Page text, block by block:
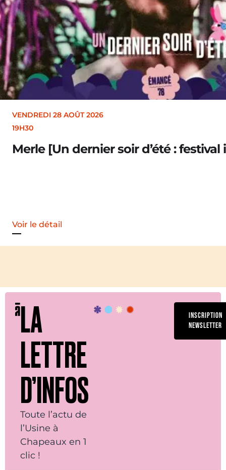
VENDREDI 28 AOÛT 2026
19H30
Merle [Un dernier soir d’été :
Voir le détail
LA
LETTRE
D’INFOS
Toute l’actu de
l’Usine à
Chapeaux en 1
clic !
INSCRIPTION
NEWSLETTER